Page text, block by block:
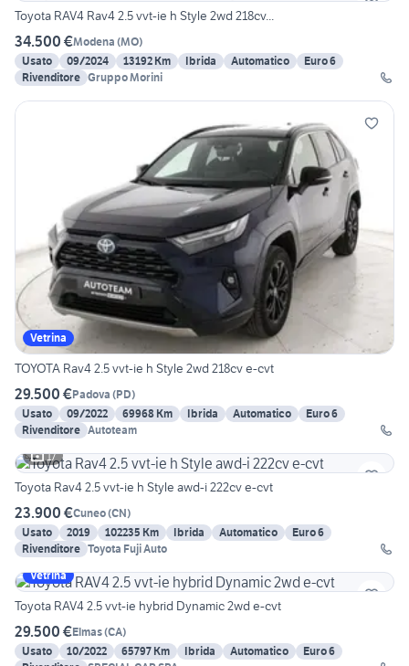
Toyota RAV4 Rav4 2.5 vvt-ie h Style 2wd 218cv...
34.500 €Modena (MO)
Usato
09/2024 13192 Km Ibrida Automatico
Euro 6
Rivenditore Gruppo Morini
Vetrina
TOYOTA Rav4 2.5 vvt-ie h Style 2wd 218cv e-cvt
29.500 €Padova (PD)
Usato
09/2022 69968 Km Ibrida Automatico
Euro 6
Rivenditore Autoteam
17
Toyota Rav4 2.5 vvt-ie h Style awd-i 222cv e-cvt
23.900 €Cuneo(CN)
Usato
2019 102235 Km Ibrida Automatico
Euro 6
Rivenditore Toyota Fuji Auto
Vetrina
Toyota RAV4 2.5 vvt-ie hybrid Dynamic 2wd e-cvt
29.500 €Elmas(CA)
Usato
10/2022 65797 Km Ibrida Automatico
Euro 6